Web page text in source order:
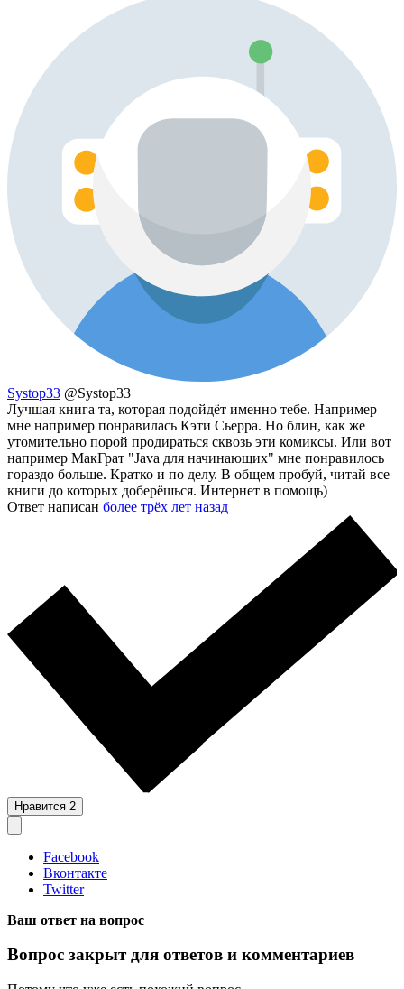
Systop33 @Systop33
Лучшая книга та, которая подойдёт именно тебе. Например
мне например понравилась Кэти Сьерра. Но блин, как же
утомительно порой продираться сквозь эти комиксы. Или вот
например МакГрат "Java для начинающих" мне понравилось
гораздо больше. Кратко и по делу. В общем пробуй, читай все
книги до которых доберёшься. Интернет в помощь)
Ответ написан более трёх лет назад
Нравится 2
Facebook
Вконтакте
Twitter
Ваш ответ на вопрос
Вопрос закрыт для ответов и комментариев